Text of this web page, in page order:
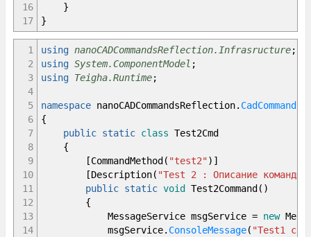
16
17
}
}
1
2
3
4
5
6
7
8
9
10
11
12
13
14
using nanoCADCommandsReflection.Infrasructure;
using System.ComponentModel ;
using Teigha.Runtime;
namespacenanoCADCommandsReflection. CadCommands
{
public static class Test2Cmd
{
[CommandMethod ( "test2") ]
[Description( "Test 2 : Описание команды
public static void Test2Command ( )
{
MessageService msgService = new
msgService. ConsoleMessage( "Test1